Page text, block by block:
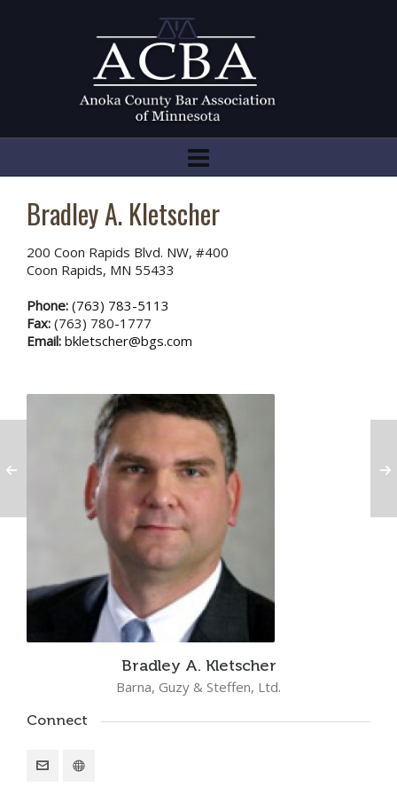
Bradley A. Kletscher
200 Coon Rapids Blvd. NW, #400
Coon Rapids, MN 55433
Phone: (763) 783-5113
Fax: (763) 780-1777
Email: bkletscher@bgs.com
Bradley A. Kletscher
Barna, Guzy & Steffen, Ltd.
Connect